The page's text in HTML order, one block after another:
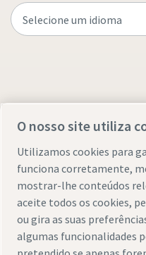
Avisos legais e de
Mapa do site
O nosso site utiliza
Utilizamos cookies para
funciona corretamente,
mostrar-lhe conteúdos
aceite todos os cookies,
ou gira as suas
algumas funcionalidades